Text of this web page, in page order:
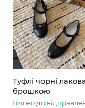
Туфлі чорні
брошкою
Готово до